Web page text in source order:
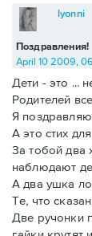
Поздравления!
lyonni
April 10 2009,
Дети - это ...
Родителей
Я
А это стих
За тобой два
наблюдают
А два ушка
Те, что
Две ручонки